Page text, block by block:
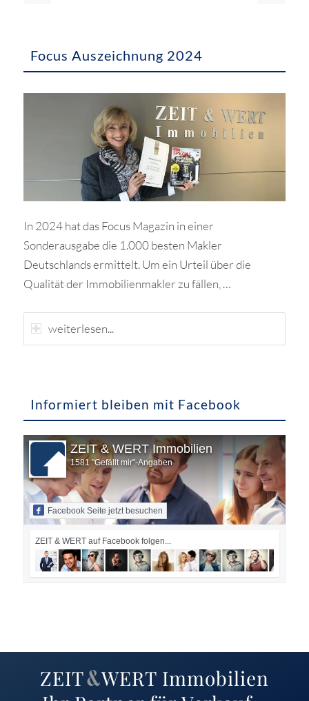
Focus Auszeichnung 2024
In 2024 hat das Focus Magazin in einer
Sonderausgabe die 1.000 besten Makler
Deutschlands ermittelt. Um ein Urteil über die
Qualität der Immobilienmakler zu fällen, …
weiterlesen...
Informiert bleiben mit Facebook
ZEIT & WERT Immobilien
1581 "Gefällt mir"-Angaben
Facebook Seite jetzt besuchen
ZEIT & WERT auf Facebook folgen...
ZEIT&WERT Immobilien